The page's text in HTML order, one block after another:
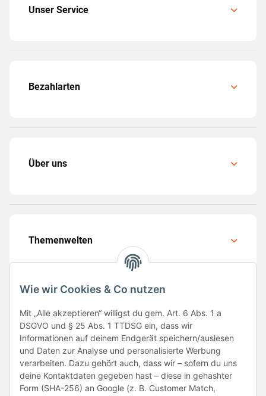
Wie wir Cookies & Co nutzen
Mit „Alle akzeptieren“ willigst du gem. Art. 6 Abs. 1 a
DSGVO und § 25 Abs. 1 TTDSG ein, dass wir
Informationen auf deinem Endgerät speichern/auslesen
und Daten zur Analyse und personalisierte Werbung
verarbeiten. Dazu gehört auch, dass wir – sofern du uns
deine Kontaktdaten gegeben hast – diese in gehashter
Form (SHA-256) an Google (z. B. Customer Match,
Unser Service
Bezahlarten
Über uns
Themenwelten
Folge uns